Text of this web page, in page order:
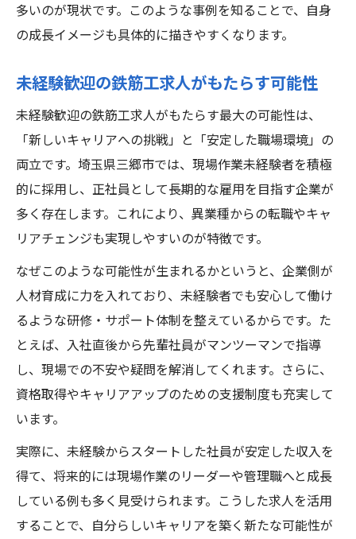
多いのが現状です。このような事例を知ることで、自身
の成長イメージも具体的に描きやすくなります。
未経験歓迎の鉄筋工求人がもたらす可能性
未経験歓迎の鉄筋工求人がもたらす最大の可能性は、
「新しいキャリアへの挑戦」と「安定した職場環境」の
両立です。埼玉県三郷市では、現場作業未経験者を積極
的に採用し、正社員として長期的な雇用を目指す企業が
多く存在します。これにより、異業種からの転職やキャ
リアチェンジも実現しやすいのが特徴です。
なぜこのような可能性が生まれるかというと、企業側が
人材育成に力を入れており、未経験者でも安心して働け
るような研修・サポート体制を整えているからです。た
とえば、入社直後から先輩社員がマンツーマンで指導
し、現場での不安や疑問を解消してくれます。さらに、
資格取得やキャリアアップのための支援制度も充実して
います。
実際に、未経験からスタートした社員が安定した収入を
得て、将来的には現場作業のリーダーや管理職へと成長
している例も多く見受けられます。こうした求人を活用
することで、自分らしいキャリアを築く新たな可能性が